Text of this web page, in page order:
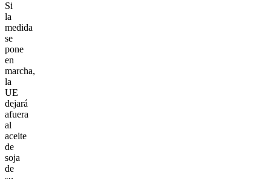
Si
la
medida
se
pone
en
marcha,
la
UE
dejará
afuera
al
aceite
de
soja
de